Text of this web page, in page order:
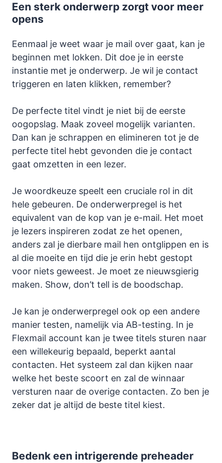
Een sterk onderwerp zorgt voor meer
opens
Eenmaal je weet waar je mail over gaat, kan je
beginnen met lokken. Dit doe je in eerste
instantie met je onderwerp. Je wil je contact
triggeren en laten klikken, remember?
De perfecte titel vindt je niet bij de eerste
oogopslag. Maak zoveel mogelijk varianten.
Dan kan je schrappen en elimineren tot je de
perfecte titel hebt gevonden die je contact
gaat omzetten in een lezer.
Je woordkeuze speelt een cruciale rol in dit
hele gebeuren. De onderwerpregel is het
equivalent van de kop van je e-mail. Het moet
je lezers inspireren zodat ze het openen,
anders zal je dierbare mail hen ontglippen en is
al die moeite en tijd die je erin hebt gestopt
voor niets geweest. Je moet ze nieuwsgierig
maken. Show, don’t tell is de boodschap.
Je kan je onderwerpregel ook op een andere
manier testen, namelijk via AB-testing. In je
Flexmail account kan je twee titels sturen naar
een willekeurig bepaald, beperkt aantal
contacten. Het systeem zal dan kijken naar
welke het beste scoort en zal de winnaar
versturen naar de overige contacten. Zo ben je
zeker dat je altijd de beste titel kiest.
Bedenk een intrigerende preheader